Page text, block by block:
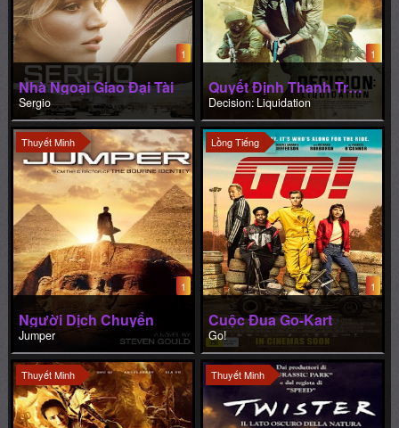
1
Nhà Ngoại Giao Đại Tài
Sergio
1
Quyết Định Thanh Trừng
Decision: Liquidation
Thuyết Minh
1
Người Dịch Chuyển
Jumper
Lồng Tiếng
1
Cuộc Đua Go-Kart
Go!
Thuyết Minh Thuyết Minh